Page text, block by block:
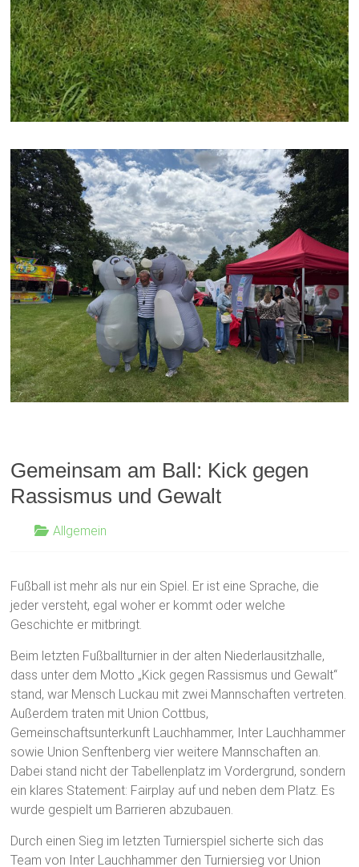
Gemeinsam am Ball: Kick gegen
Rassismus und Gewalt
Allgemein
Fußball ist mehr als nur ein Spiel. Er ist eine Sprache, die
jeder versteht, egal woher er kommt oder welche
Geschichte er mitbringt.
Beim letzten Fußballturnier in der alten Niederlausitzhalle,
dass unter dem Motto „Kick gegen Rassismus und Gewalt“
stand, war Mensch Luckau mit zwei Mannschaften vertreten.
Außerdem traten mit Union Cottbus,
Gemeinschaftsunterkunft Lauchhammer, Inter Lauchhammer
sowie Union Senftenberg vier weitere Mannschaften an.
Dabei stand nicht der Tabellenplatz im Vordergrund, sondern
ein klares Statement: Fairplay auf und neben dem Platz. Es
wurde gespielt um Barrieren abzubauen.
Durch einen Sieg im letzten Turnierspiel sicherte sich das
Team von Inter Lauchhammer den Turniersieg vor Union